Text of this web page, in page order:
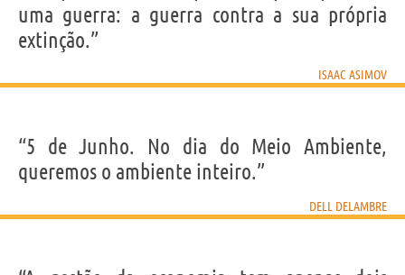
uma guerra: a guerra contra a sua própria
extinção.”
ISAAC ASIMOV
“5 de Junho. No dia do Meio Ambiente,
queremos o ambiente inteiro.”
DELL DELAMBRE